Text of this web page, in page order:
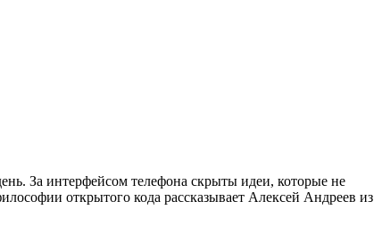
За интерфейсом телефона скрыты идеи, которые не
открытого кода рассказывает Алексей Андреев из